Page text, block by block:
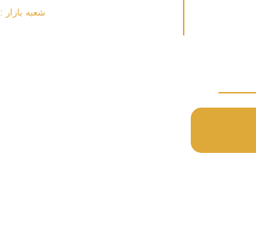
شعبه بازار :